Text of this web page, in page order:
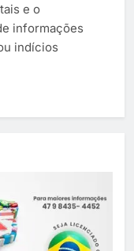
e o
informações
indícios